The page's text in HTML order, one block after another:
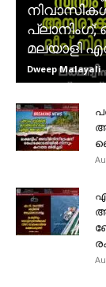
മലയാളി
Dweep Malayali